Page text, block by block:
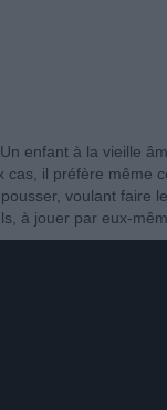
Un enfant à la vieille
il préfère même
voulant faire
à jouer par eux-